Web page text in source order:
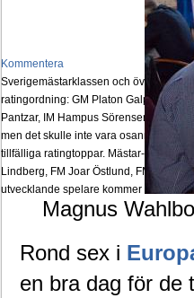
Kommentera
Sverigemästarklassen och övriga
ratingordning: GM Platon Galperin, IM
Pantzar, IM Hampus Sörensen GM
men det skulle inte vara osannolikt om
tillfälliga ratingtoppar. Mästar-Elit: IM
Lindberg, FM Joar Östlund, FM
utvecklande spelare kommer att
Magnus
Rond sex i
en bra dag för de